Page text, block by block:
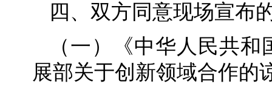
四、双方同意现场宣布
（一）《中华人民共
展部关于创新领域合作的